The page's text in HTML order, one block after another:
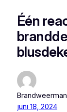
Één
juni 18, 2024